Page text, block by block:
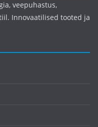
veepuhastus,
Innovaatilised tooted ja